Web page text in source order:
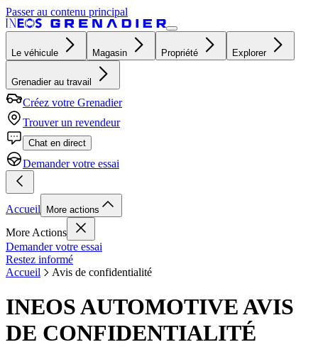
Passer au contenu principal
Le véhicule Magasin Propriété Explorer
Grenadier au travail
Créez votre Grenadier
Trouver un revendeur
Chat en direct
Demander votre essai
Accueil More actions
More Actions
Demander votre essai
Restez informé
Accueil
Avis de confidentialité
INEOS AUTOMOTIVE AVIS
DE CONFIDENTIALITÉ